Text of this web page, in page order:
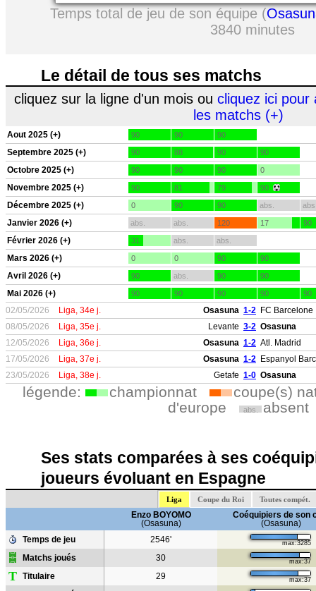
Temps total de jeu de son équipe (
3840 minutes
Le détail de tous ses matchs
cliquez sur la ligne d'un mois ou cliquez ici pour
les matchs (+)
Aout 2025 (+) 90 90 90
Septembre 2025 (+) 90 88 90 90
Octobre 2025 (+) 90 90 90 0
Novembre 2025 (+) 90 81 79 90
Décembre 2025 (+) 0 90 90 abs.
Janvier 2026 (+) abs. abs. 120 17 90
Février 2026 (+) 31 abs. abs.
Mars 2026 (+) 0 0 90 90
Avril 2026 (+) 90 abs. 90 90
Mai 2026 (+) 90 90 90 90 90
02/05/2026 Liga, 34e j. Osasuna 1-2 FC Barcelone
08/05/2026
Liga, 35e j. Levante 3-2 Osasuna
12/05/2026
Liga, 36e j. Osasuna 1-2 Atl. Madrid
17/05/2026
Liga, 37e j. Osasuna 1-2 Espanyol
23/05/2026
Liga, 38e j. Getafe 1-0 Osasuna
légende: championnat
coupe(s)
d'europe
abs. absent
Ses stats comparées à ses
joueurs évoluant en Espagne
Liga Coupe du Roi Toutes compét.
Enzo BOYOMO
(Osasuna)
Coéquipiers de son
(Osasuna)
Temps de jeu
2546' max:3285
Matchs joués 30 max:37
T Titulaire 29 max:37